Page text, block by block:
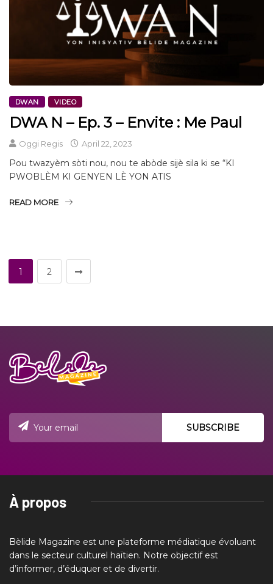
DWAN VIDEO
DWA N – Ep. 3 – Envite : Me Paul
Oggi Regis April 22, 2023
Pou twazyèm sòti nou, nou te abòde sijè sila ki se “KI
PWOBLÈM KI GENYEN LÈ YON ATIS
READ MORE
1 2
À propos
Bèlide Magazine est une plateforme médiatique évoluant
dans le secteur culturel haïtien. Notre objectif est
d’informer, d’éduquer et de divertir.